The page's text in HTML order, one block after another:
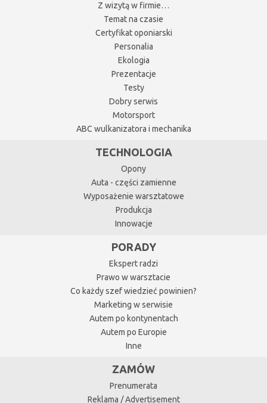
Z wizytą w firmie…
Temat na czasie
Certyfikat oponiarski
Personalia
Ekologia
Prezentacje
Testy
Dobry serwis
Motorsport
ABC wulkanizatora i mechanika
TECHNOLOGIA
Opony
Auta - części zamienne
Wyposażenie warsztatowe
Produkcja
Innowacje
PORADY
Ekspert radzi
Prawo w warsztacie
Co każdy szef wiedzieć powinien?
Marketing w serwisie
Autem po kontynentach
Autem po Europie
Inne
ZAMÓW
Prenumerata
Reklama / Advertisement